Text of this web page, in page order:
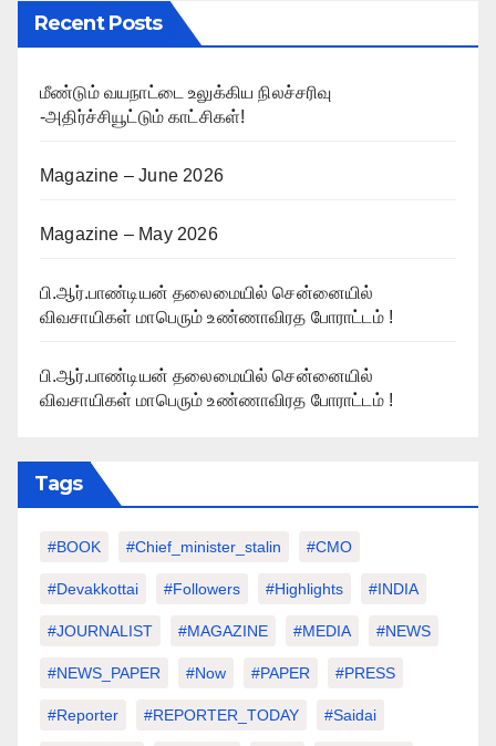
Recent Posts
மீண்டும் வயநாட்டை உலுக்கிய நிலச்சரிவு
-அதிர்ச்சியூட்டும் காட்சிகள்!
Magazine – June 2026
Magazine – May 2026
பி.ஆர்.பாண்டியன் தலைமையில் சென்னையில்
விவசாயிகள் மாபெரும் உண்ணாவிரத போராட்டம் !
பி.ஆர்.பாண்டியன் தலைமையில் சென்னையில்
விவசாயிகள் மாபெரும் உண்ணாவிரத போராட்டம் !
Tags
#BOOK #chief_minister_stalin #CMO
#devakkottai #followers #highlights #INDIA
#JOURNALIST #MAGAZINE #MEDIA #NEWS
#NEWS_PAPER #Now #PAPER #PRESS
#Reporter #REPORTER_TODAY #saidai